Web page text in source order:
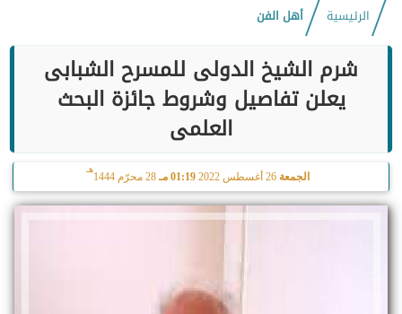
الرئيسية أهل الفن
شرم الشيخ الدولى للمسرح الشبابى
يعلن تفاصيل وشروط جائزة البحث
العلمى
الجمعة 26 أغسطس 2022 01:19 مـ 28 محرّم 1444
هـ